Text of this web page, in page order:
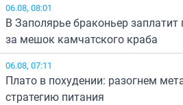
06.08, 08:01
В Заполярье браконьер
за мешок камчатского краба
06.08, 07:11
Плато в похудении: разогнем
стратегию питания